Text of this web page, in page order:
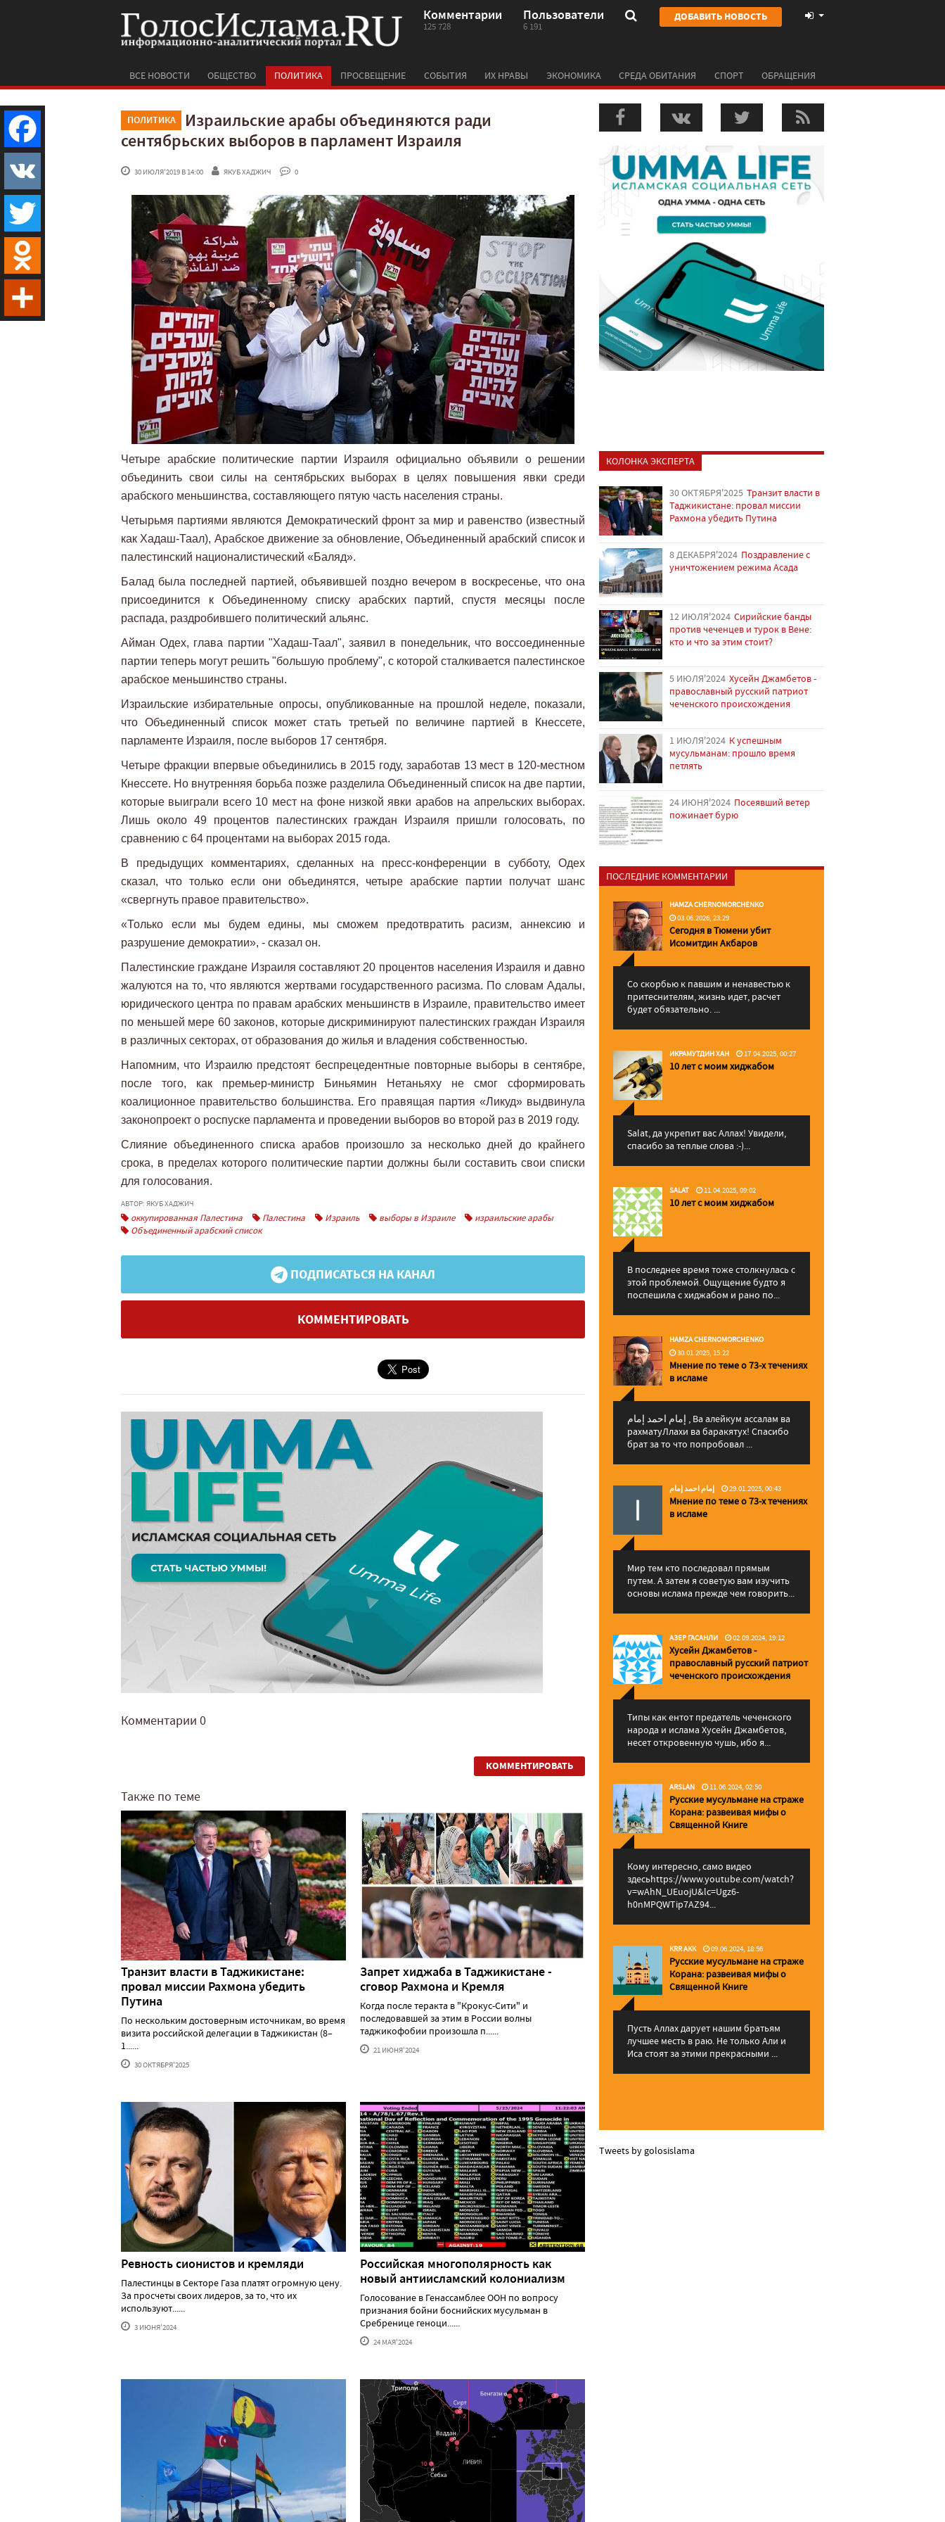
Комментарии
125 728
Пользователи
6 191
ДОБАВИТЬ НОВОСТЬ
ВСЕ НОВОСТИ ОБЩЕСТВО ПОЛИТИКА ПРОСВЕЩЕНИЕ СОБЫТИЯ ИХ НРАВЫ ЭКОНОМИКА СРЕДА ОБИТАНИЯ СПОРТ ОБРАЩЕНИЯ
ПОЛИТИКА
Израильские арабы объединяются ради
сентябрьских выборов в парламент Израиля
30 ИЮЛЯ'2019 В 14:00 ЯКУБ ХАДЖИЧ 0
Четыре арабские политические партии Израиля официально объявили о решении
объединить свои силы на сентябрьских выборах в целях повышения явки среди
арабского меньшинства, составляющего пятую часть населения страны.
Четырьмя партиями являются Демократический фронт за мир и равенство (известный
как Хадаш-Таал), Арабское движение за обновление, Объединенный арабский список и
палестинский националистический «Баляд».
Балад была последней партией, объявившей поздно вечером в воскресенье, что она
присоединится к Объединенному списку арабских партий, спустя месяцы после
распада, раздробившего политический альянс.
Айман Одех, глава партии "Хадаш-Таал", заявил в понедельник, что воссоединенные
партии теперь могут решить "большую проблему", с которой сталкивается палестинское
арабское меньшинство страны.
Израильские избирательные опросы, опубликованные на прошлой неделе, показали,
что Объединенный список может стать третьей по величине партией в Кнессете,
парламенте Израиля, после выборов 17 сентября.
Четыре фракции впервые объединились в 2015 году, заработав 13 мест в 120-местном
Кнессете. Но внутренняя борьба позже разделила Объединенный список на две партии,
которые выиграли всего 10 мест на фоне низкой явки арабов на апрельских выборах.
Лишь около 49 процентов палестинских граждан Израиля пришли голосовать, по
сравнению с 64 процентами на выборах 2015 года.
В предыдущих комментариях, сделанных на пресс-конференции в субботу, Одех
сказал, что только если они объединятся, четыре арабские партии получат шанс
«свергнуть правое правительство».
«Только если мы будем едины, мы сможем предотвратить расизм, аннексию и
разрушение демократии», - сказал он.
Палестинские граждане Израиля составляют 20 процентов населения Израиля и давно
жалуются на то, что являются жертвами государственного расизма. По словам Адалы,
юридического центра по правам арабских меньшинств в Израиле, правительство имеет
по меньшей мере 60 законов, которые дискриминируют палестинских граждан Израиля
в различных секторах, от образования до жилья и владения собственностью.
Напомним, что Израилю предстоят беспрецедентные повторные выборы в сентябре,
после того, как премьер-министр Биньямин Нетаньяху не смог сформировать
коалиционное правительство большинства. Его правящая партия «Ликуд» выдвинула
законопроект о роспуске парламента и проведении выборов во второй раз в 2019 году.
Слияние объединенного списка арабов произошло за несколько дней до крайнего
срока, в пределах которого политические партии должны были составить свои списки
для голосования.
АВТОР: ЯКУБ ХАДЖИЧ
оккупированная Палестина Палестина Израиль выборы в Израиле
израильские арабы
Объединенный арабский список
ПОДПИСАТЬСЯ НА КАНАЛ
КОММЕНТИРОВАТЬ
Комментарии 0
КОММЕНТИРОВАТЬ
Также по теме
Транзит власти в Таджикистане:
провал миссии Рахмона убедить
Путина
По нескольким достоверным источникам, во время
визита российской делегации в Таджикистан (8–
1......
30 ОКТЯБРЯ'2025
Запрет хиджаба в Таджикистане -
сговор Рахмона и Кремля
Когда после теракта в "Крокус-Сити" и
последовавшей за этим в России волны
таджикофобии произошла п......
21 ИЮНЯ'2024
Ревность сионистов и кремляди
Палестинцы в Секторе Газа платят огромную цену.
За просчеты своих лидеров, за то, что их
используют......
3 ИЮНЯ'2024
Российская многополярность как
новый антиисламский колониализм
Голосование в Генассамблее ООН по вопросу
признания бойни боснийских мусульман в
Сребренице геноци......
24 МАЯ'2024
КОЛОНКА ЭКСПЕРТА
30 ОКТЯБРЯ'2025 Транзит власти в
Таджикистане: провал миссии
Рахмона убедить Путина
8 ДЕКАБРЯ'2024 Поздравление с
уничтожением режима Асада
12 ИЮЛЯ'2024 Сирийские банды
против чеченцев и турок в Вене:
кто и что за этим стоит?
5 ИЮЛЯ'2024 Хусейн Джамбетов -
православный русский патриот
чеченского происхождения
1 ИЮЛЯ'2024 К успешным
мусульманам: прошло время
петлять
24 ИЮНЯ'2024 Посеявший ветер
пожинает бурю
ПОСЛЕДНИЕ КОММЕНТАРИИ
HAMZA CHERNOMORCHENKO
03.06.2026, 23:29
Сегодня в Тюмени убит
Исомитдин Акбаров
Со скорбью к павшим и ненавестью к
притеснителям, жизнь идет, расчет
будет обязательно. ...
ИКРАМУТДИН ХАН 17.04.2025, 00:27
10 лет с моим хиджабом
Salat, да укрепит вас Аллаx! Увидели,
спасибо за теплые слова :-)...
SALAT 11.04.2025, 09:02
10 лет с моим хиджабом
В последнее время тоже столкнулась с
этой проблемой. Ощущение будто я
поспешила с хиджабом и рано по...
HAMZA CHERNOMORCHENKO
30.01.2025, 15:22
Мнение по теме о 73-х течениях
в исламе
إمام احمد إمام , Ва алейкум ассалам ва
рахматуЛлахи ва баракятух! Спасибо
брат за то что попробовал ...
إمام احمد إمام 29.01.2025, 00:43
Мнение по теме о 73-х течениях
в исламе
Мир тем кто последовал прямым
путем. А затем я советую вам изучить
основы ислама прежде чем говорить...
АЗЕР ГАСАНЛИ 02.09.2024, 19:12
Хусейн Джамбетов -
православный русский патриот
чеченского происхождения
Типы как ентот предатель чеченского
народа и ислама Хусейн Джамбетов,
несет откровенную чушь, ибо я...
ARSLAN 11.06.2024, 02:50
Русские мусульмане на страже
Корана: pазвеивая мифы о
Священной Книге
Кому интересно, само видео
здесьhttps://www.youtube.com/watch?
v=wAhN_UEuojU&lc=Ugz6-
h0nMPQWTip7AZ94...
KRR AKK 09.06.2024, 18:56
Русские мусульмане на страже
Корана: pазвеивая мифы о
Священной Книге
Пусть Аллах дарует нашим братьям
лучшее месть в раю. Не только Али и
Иса стоят за этими прекрасными ...
Tweets by golosislama
Facebook
VK
Twitter
Odnoklassniki